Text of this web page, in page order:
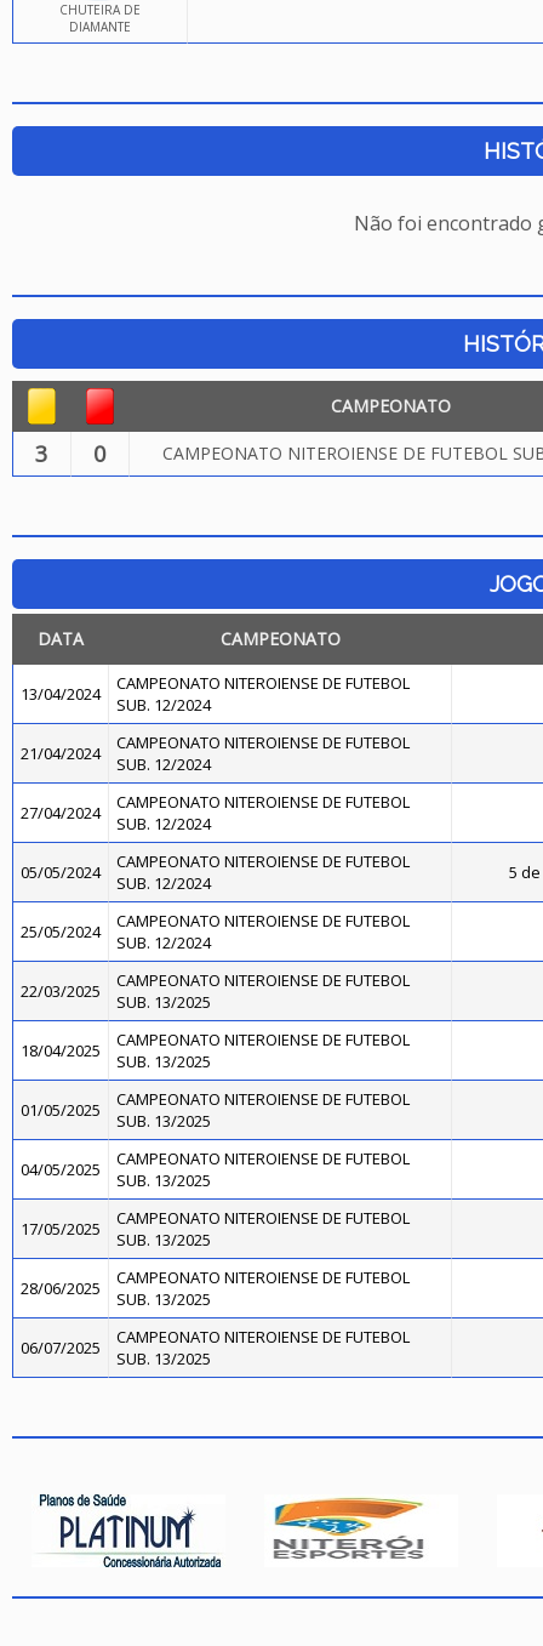
CHUTEIRA DE
DIAMANTE
Não foi encontrado
CAMPEONATO
3 0 CAMPEONATO NITEROIENSE DE FUTEBOL
DATA CAMPEONATO
13/04/2024
CAMPEONATO NITEROIENSE DE FUTEBOL
SUB. 12/2024
21/04/2024
CAMPEONATO NITEROIENSE DE FUTEBOL
SUB. 12/2024
27/04/2024
CAMPEONATO NITEROIENSE DE FUTEBOL
SUB. 12/2024
05/05/2024
CAMPEONATO NITEROIENSE DE FUTEBOL
SUB. 12/2024
5 de
25/05/2024
CAMPEONATO NITEROIENSE DE FUTEBOL
SUB. 12/2024
22/03/2025
CAMPEONATO NITEROIENSE DE FUTEBOL
SUB. 13/2025
18/04/2025
CAMPEONATO NITEROIENSE DE FUTEBOL
SUB. 13/2025
01/05/2025
CAMPEONATO NITEROIENSE DE FUTEBOL
SUB. 13/2025
04/05/2025
CAMPEONATO NITEROIENSE DE FUTEBOL
SUB. 13/2025
17/05/2025
CAMPEONATO NITEROIENSE DE FUTEBOL
SUB. 13/2025
28/06/2025
CAMPEONATO NITEROIENSE DE FUTEBOL
SUB. 13/2025
06/07/2025
CAMPEONATO NITEROIENSE DE FUTEBOL
SUB. 13/2025